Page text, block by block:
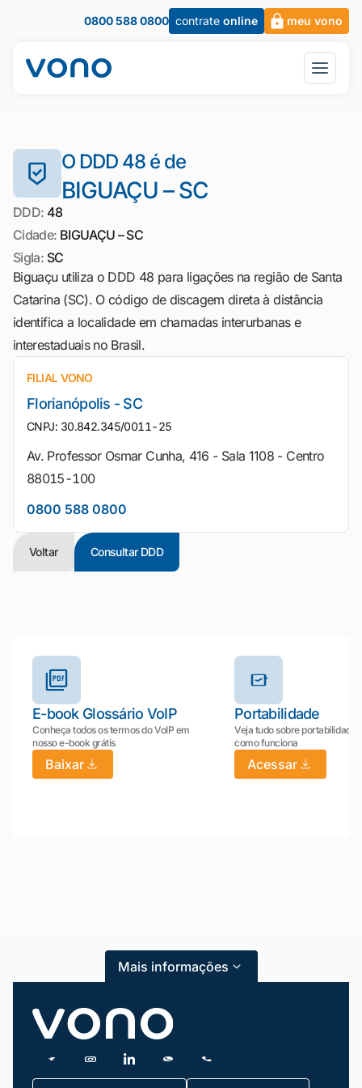
0800 588 0800 contrate online meu vono
O DDD 48 é de
BIGUAÇU – SC
DDD: 48
Cidade: BIGUAÇU – SC
Sigla: SC
Biguaçu utiliza o DDD 48 para ligações na região de Santa
Catarina (SC). O código de discagem direta à distância
identifica a localidade em chamadas interurbanas e
interestaduais no Brasil.
FILIAL VONO
Florianópolis - SC
CNPJ: 30.842.345/0011-25
Av. Professor Osmar Cunha, 416 - Sala 1108 - Centro
88015-100
0800 588 0800
Voltar Consultar DDD
E-book Glossário VoIP
Conheça todos os termos do VoIP em
nosso e-book grátis
Baixar
Portabilidade
Veja tudo sobre portabilidade:
como funciona
Acessar
Mais informações